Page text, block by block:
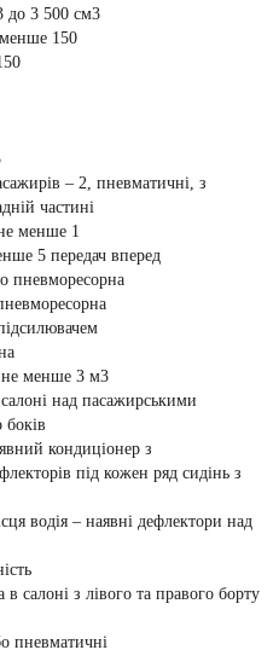
до 3 500 см3
150
– 2, пневматичні, з
частині
менше 1
5 передач вперед
пневморесорна
не менше 3 м3
над пасажирськими
боків
кондиціонер з
під кожен ряд сидінь з
водія – наявні дефлектори над
салоні з лівого та правого борту
пневматичні